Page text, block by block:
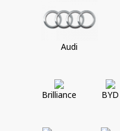
Audi
Brilliance BYD